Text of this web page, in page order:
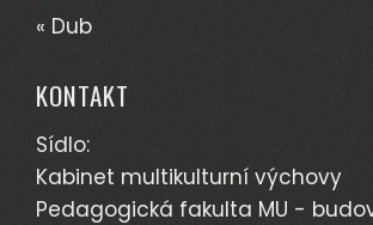
« Dub
KONTAKT
Sídlo:
Kabinet multikulturní výchovy
Pedagogická fakulta MU -